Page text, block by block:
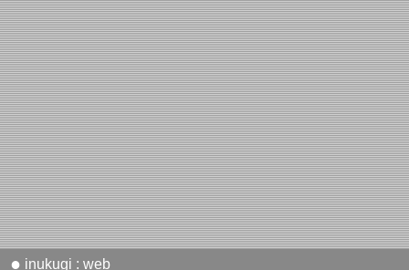
● inukugi : web